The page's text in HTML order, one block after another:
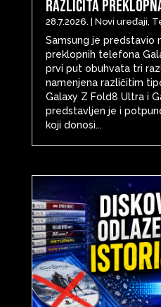
različita
28.7.2026. Novi uređaji,
Samsung je predstavio
preklopnih telefona
prvi put obuhvata tri
namenjena različitim
Galaxy Z Fold8 Ultra i
predstavljen je i
koji donosi...